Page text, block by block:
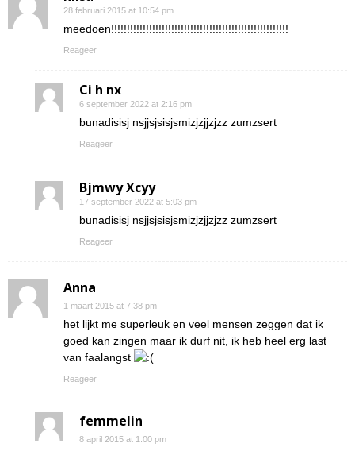
28 februari 2015 at 10:54 pm
meedoen!!!!!!!!!!!!!!!!!!!!!!!!!!!!!!!!!!!!!!!!!!!!!!!!!!!!!!!!
Reageer
Ci h nx
6 september 2022 at 2:16 pm
bunadisisj nsjjsjsisjsmizjzjjzjzz zumzsert
Reageer
Bjmwy Xcyy
17 september 2022 at 5:03 pm
bunadisisj nsjjsjsisjsmizjzjjzjzz zumzsert
Reageer
Anna
1 maart 2015 at 7:38 pm
het lijkt me superleuk en veel mensen zeggen dat ik
goed kan zingen maar ik durf nit, ik heb heel erg last
van faalangst
Reageer
femmelin
8 april 2015 at 1:00 pm